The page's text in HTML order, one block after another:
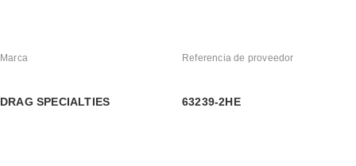
Marca
DRAG SPECIALTIES
Referencia de proveedor
63239-2HE